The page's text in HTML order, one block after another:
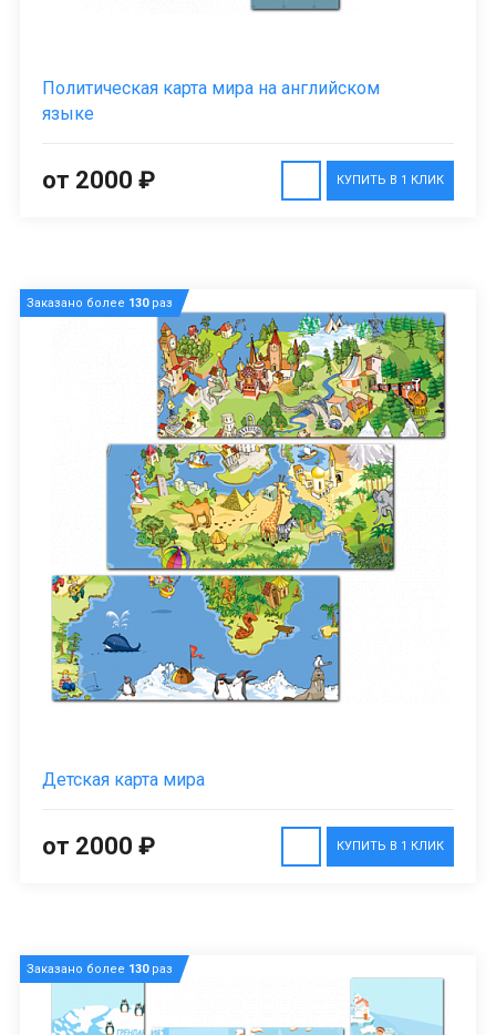
Политическая карта мира на английском
языке
КУПИТЬ В 1 КЛИК
от 2000 ₽
Заказано более 130раз
Детская карта мира
КУПИТЬ В 1 КЛИК
от 2000 ₽
Заказано более 130раз